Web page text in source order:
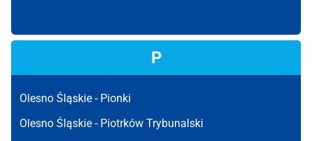
P
Olesno Śląskie - Pionki
Olesno Śląskie - Piotrków Trybunalski